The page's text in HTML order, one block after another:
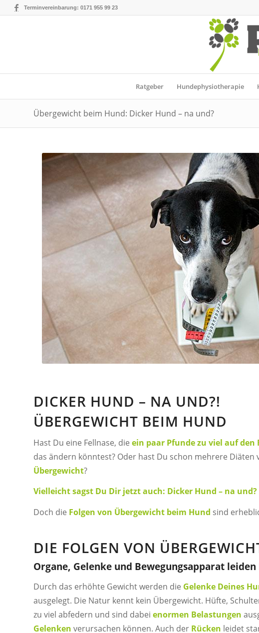
Terminvereinbarung: 0171 955 99 23
Ratgeber Hundephysiotherapie
Übergewicht beim Hund: Dicker Hund – na und?
DICKER HUND – NA UND?!
ÜBERGEWICHT BEIM HUND
Hast Du eine Fellnase, die ein paar Pfunde zu viel auf den
das ändern könntest? Oder hast Du schon mehrere
Übergewicht?
Vielleicht sagst Du Dir jetzt auch: Dicker Hund – na
Doch die Folgen von Übergewicht beim Hund sind
DIE FOLGEN VON
Organe, Gelenke und Bewegungsapparat
Durch das erhöhte Gewicht werden die Gelenke Deines
ausgelegt. Die Natur kennt kein Übergewicht. Hüfte,
zu viel abfedern und sind dabei enormen Belastungen
Gelenken verursachen können. Auch der Rücken leidet